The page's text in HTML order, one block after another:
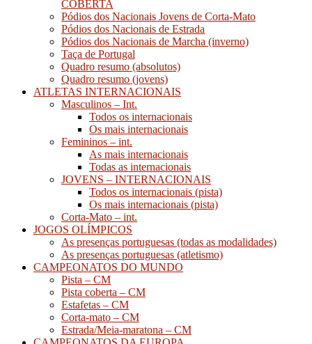
COBERTA
Pódios dos Nacionais Jovens de Corta-Mato
Pódios dos Nacionais de Estrada
Pódios dos Nacionais de Marcha (inverno)
Taça de Portugal
Quadro resumo (absolutos)
Quadro resumo (jovens)
ATLETAS INTERNACIONAIS
Masculinos – Int.
Todos os internacionais
Os mais internacionais
Femininos – int.
As mais internacionais
Todas as internacionais
JOVENS – INTERNACIONAIS
Todos os internacionais (pista)
Os mais internacionais (pista)
Corta-Mato – int.
JOGOS OLÍMPICOS
As presenças portuguesas (todas as modalidades)
As presenças portuguesas (atletismo)
CAMPEONATOS DO MUNDO
Pista – CM
Pista coberta – CM
Estafetas – CM
Corta-mato – CM
Estrada/Meia-maratona – CM